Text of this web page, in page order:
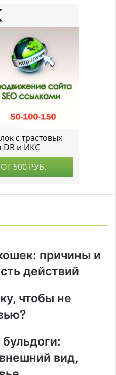
причины и
действий
чтобы не
вид,